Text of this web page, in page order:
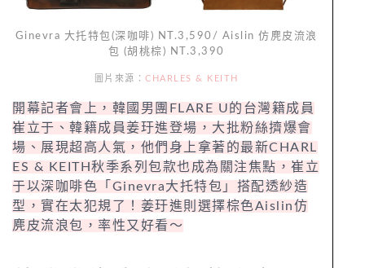
Ginevra 大托特包(深咖啡) NT.3,590/ Aislin 仿麂皮流浪
包 (胡桃棕) NT.3,390
圖片來源： CHARLES & KEITH
開幕記者會上，韓國男團FLARE U的台灣籍成員
崔立于、韓籍成員姜玗進登場，大批粉絲擠爆會
場、展現超高人氣，他們身上拿著的最新CHARL
ES & KEITH秋季系列包款也成為關注焦點，崔立
于以深咖啡色「Ginevra大托特包」搭配透紗造
型，實在太犯規了！姜玗進則選擇棕色Aislin仿
麂皮流浪包，率性又好看～